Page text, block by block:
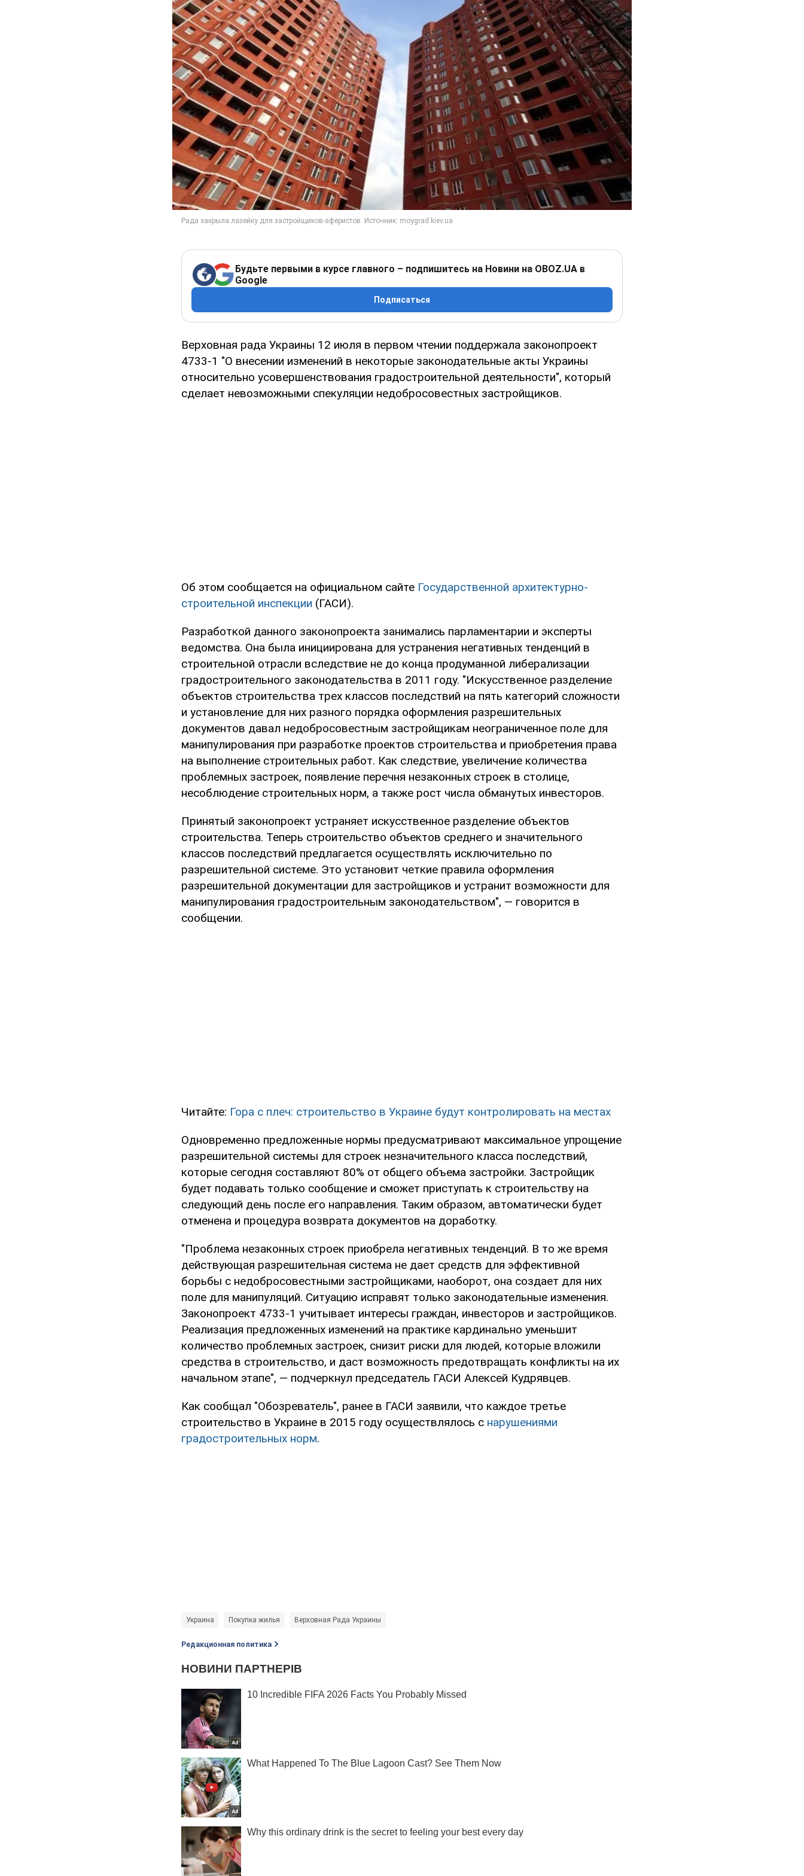
Будьте первыми в курсе главного – подпишитесь на Новини на OBOZ.UA в
Google
Подписаться
Верховная рада Украины 12 июля в первом чтении поддержала законопроект
4733-1 "О внесении изменений в некоторые законодательные акты Украины
относительно усовершенствования градостроительной деятельности", который
сделает невозможными спекуляции недобросовестных застройщиков.
Об этом сообщается на официальном сайте Государственной архитектурно-
строительной инспекции (ГАСИ).
Разработкой данного законопроекта занимались парламентарии и эксперты
ведомства. Она была инициирована для устранения негативных тенденций в
строительной отрасли вследствие не до конца продуманной либерализации
градостроительного законодательства в 2011 году. "Искусственное разделение
объектов строительства трех классов последствий на пять категорий сложности
и установление для них разного порядка оформления разрешительных
документов давал недобросовестным застройщикам неограниченное поле для
манипулирования при разработке проектов строительства и приобретения права
на выполнение строительных работ. Как следствие, увеличение количества
проблемных застроек, появление перечня незаконных строек в столице,
несоблюдение строительных норм, а также рост числа обманутых инвесторов.
Принятый законопроект устраняет искусственное разделение объектов
строительства. Теперь строительство объектов среднего и значительного
классов последствий предлагается осуществлять исключительно по
разрешительной системе. Это установит четкие правила оформления
разрешительной документации для застройщиков и устранит возможности для
манипулирования градостроительным законодательством", — говорится в
сообщении.
Читайте: Гора с плеч: строительство в Украине будут контролировать на местах
Одновременно предложенные нормы предусматривают максимальное упрощение
разрешительной системы для строек незначительного класса последствий,
которые сегодня составляют 80% от общего объема застройки. Застройщик
будет подавать только сообщение и сможет приступать к строительству на
следующий день после его направления. Таким образом, автоматически будет
отменена и процедура возврата документов на доработку.
"Проблема незаконных строек приобрела негативных тенденций. В то же время
действующая разрешительная система не дает средств для эффективной
борьбы с недобросовестными застройщиками, наоборот, она создает для них
поле для манипуляций. Ситуацию исправят только законодательные изменения.
Законопроект 4733-1 учитывает интересы граждан, инвесторов и застройщиков.
Реализация предложенных изменений на практике кардинально уменьшит
количество проблемных застроек, снизит риски для людей, которые вложили
средства в строительство, и даст возможность предотвращать конфликты на их
начальном этапе", — подчеркнул председатель ГАСИ Алексей Кудрявцев.
Как сообщал "Обозреватель", ранее в ГАСИ заявили, что каждое третье
строительство в Украине в 2015 году осуществлялось с нарушениями
градостроительных норм.
Украина Покупка жилья Верховная Рада Украины
Редакционная политика